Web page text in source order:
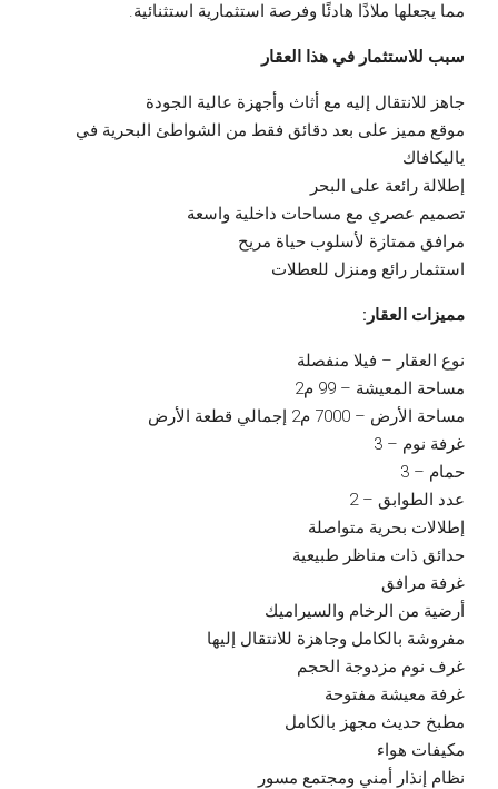
مما يجعلها ملاذًا هادئًا وفرصة استثمارية استثنائية.
سبب للاستثمار في هذا العقار
جاهز للانتقال إليه مع أثاث وأجهزة عالية الجودة
موقع مميز على بعد دقائق فقط من الشواطئ البحرية في
ياليكافاك
إطلالة رائعة على البحر
تصميم عصري مع مساحات داخلية واسعة
مرافق ممتازة لأسلوب حياة مريح
استثمار رائع ومنزل للعطلات
مميزات العقار:
نوع العقار – فيلا منفصلة
مساحة المعيشة – 99 م2
مساحة الأرض – 7000 م2 إجمالي قطعة الأرض
غرفة نوم – 3
حمام – 3
عدد الطوابق – 2
إطلالات بحرية متواصلة
حدائق ذات مناظر طبيعية
غرفة مرافق
أرضية من الرخام والسيراميك
مفروشة بالكامل وجاهزة للانتقال إليها
غرف نوم مزدوجة الحجم
غرفة معيشة مفتوحة
مطبخ حديث مجهز بالكامل
مكيفات هواء
نظام إنذار أمني ومجتمع مسور